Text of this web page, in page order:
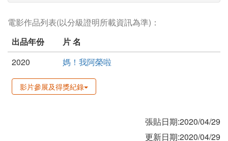
電影作品列表(以分級證明所載資訊為準)：
出品年份
片 名
2020
媽！我阿榮啦
影片參展及得獎紀錄
張貼日期:2020/04/29
更新日期:2020/04/29